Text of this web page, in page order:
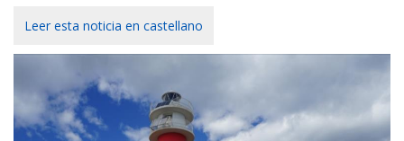
Leer esta noticia en castellano